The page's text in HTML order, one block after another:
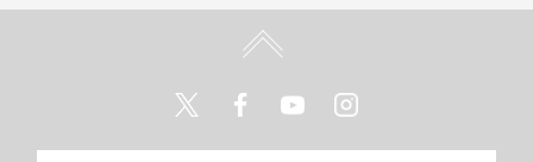
TwitterFacebookYoutube